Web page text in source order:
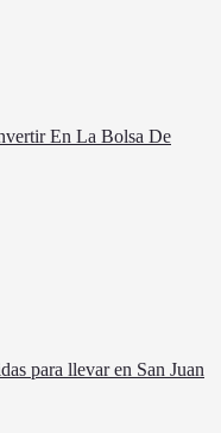
En La Bolsa De
para llevar en San Juan